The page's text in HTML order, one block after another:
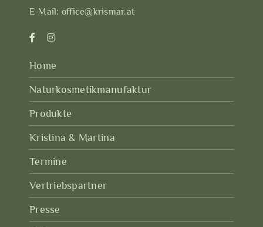
E-Mail: office@krismar.at
Home
Naturkosmetikmanufaktur
Produkte
Kristina & Martina
Termine
Vertriebspartner
Presse